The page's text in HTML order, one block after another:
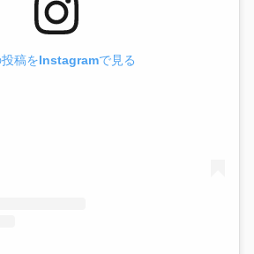
投稿をInstagramで見る